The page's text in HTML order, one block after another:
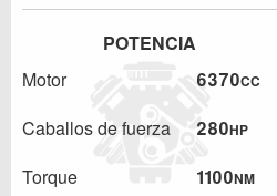
POTENCIA
Motor
6370CC
Caballos de fuerza 280HP
Torque 1100NM